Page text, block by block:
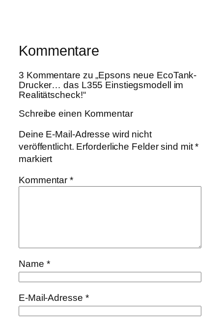
Kommentare
3 Kommentare zu „Epsons neue EcoTank-
Drucker… das L355 Einstiegsmodell im
Realitätscheck!“
Schreibe einen Kommentar
Deine E-Mail-Adresse wird nicht
veröffentlicht. Erforderliche Felder sind mit*
markiert
Kommentar*
Name *
E-Mail-Adresse *